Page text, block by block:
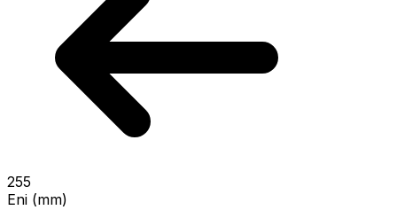
255
Eni (mm)